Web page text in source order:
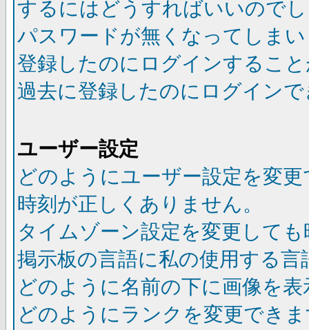
するにはどうすればいいので
パスワードが無くなってしま
登録したのにログインするこ
過去に登録したのにログイン
ユーザー設定
どのようにユーザー設定を変
時刻が正しくありません。
タイムゾーン設定を変更して
掲示板の言語に私の使用する
どのように名前の下に画像を
どのようにランクを変更でき